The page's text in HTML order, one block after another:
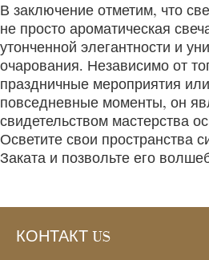
В заключение отметим, что
не просто ароматическая
утонченной элегантности и
очарования. Независимо от
праздничные мероприятия
повседневные моменты, он
свидетельством мастерства
Осветите свои пространства
Заката и позвольте его
КОНТАКТ US